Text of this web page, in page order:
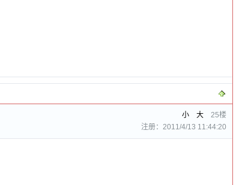
小 大 25楼
注册：2011/4/13 11:44:20